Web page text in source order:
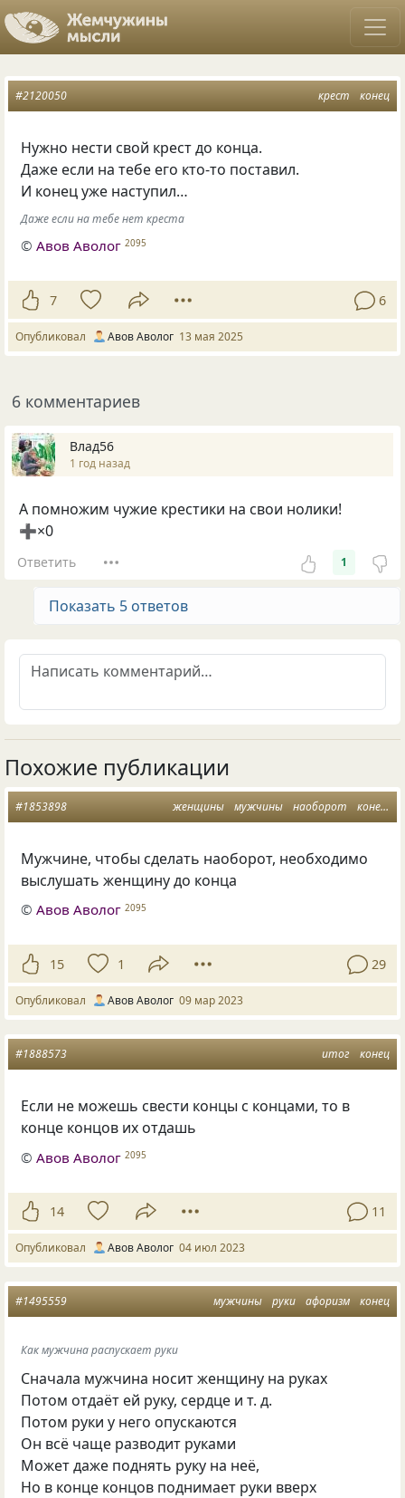
крест конец
#2120050
Нужно нести свой крест до конца.
Даже если на тебе его кто-то поставил.
И конец уже наступил…
Даже если на тебе нет креста
©Авов Аволог 2095
7 6
Опубликовал Авов Аволог 13 мая 2025
6 комментариев
Влад56
1 год назад
А помножим чужие крестики на свои нолики!
➕×0
Ответить 1
Показать 5 ответов
Похожие публикации
женщины мужчины наоборот конец
#1853898
Мужчине, чтобы сделать наоборот, необходимо
выслушать женщину до конца
©Авов Аволог 2095
15 1 29
Опубликовал Авов Аволог 09 мар 2023
итог конец
#1888573
Если не можешь свести концы с концами, то в
конце концов их отдашь
©Авов Аволог 2095
14 11
Опубликовал Авов Аволог 04 июл 2023
мужчины руки афоризм конец
#1495559
Как мужчина распускает руки
Сначала мужчина носит женщину на руках
Потом отдаёт ей руку, сердце и т. д.
Потом руки у него опускаются
Он всё чаще разводит руками
Может даже поднять руку на неё,
Но в конце концов поднимает руки вверх